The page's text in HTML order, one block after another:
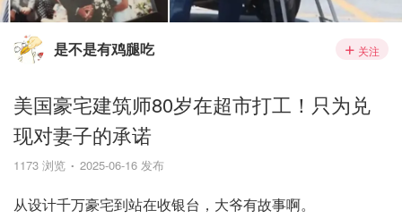
是不是有鸡腿吃 关注
美国豪宅建筑师80岁在超市打工！只为兑
现对妻子的承诺
1173 浏览 2025-06-16 发布
从设计千万豪宅到站在收银台，大爷有故事啊。